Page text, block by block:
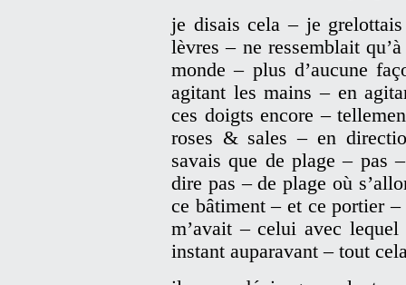
je disais cela – je
lèvres – ne ressemblait
monde – plus d’aucune
agitant les mains – en
ces doigts encore –
roses & sales – en
savais que de plage – pas
dire pas – de plage où
ce bâtiment – et ce portier
m’avait – celui avec
instant auparavant – tout